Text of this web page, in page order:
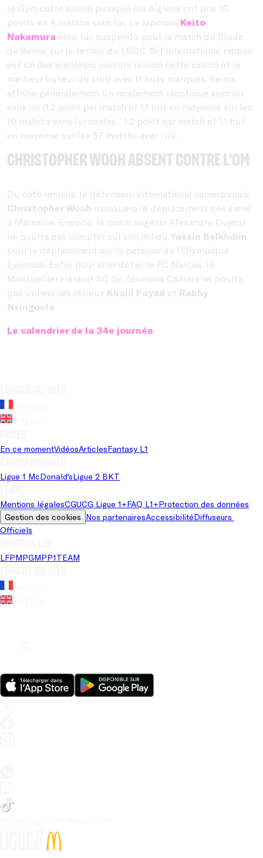
le Gym cette saison puisque les Aiglons ont pris 10
points en 4 matchs sans lui. Le Japonais Keito
Nakamura sera, lui, suspendu pour le match du Stade
de Reims sur le terrain du LOSC. Si l'international nippon
est un des meilleurs joueurs rémois cette saison et le
meilleur buteur du club avec 11 buts marqués, Reims
affiche généralement un rendement identique avec ou
sans lui (1,2 point par match et 1,1 but en moyenne sur les
10 matchs sans lui contre... 1,2 point par match et 1,1 but
en moyenne sur les 57 matchs avec lui).
Christopher Wooh absent contre l'OM
Du côté rennais, le défenseur international camerounais
Christopher Wooh manquera le déplacement des siens
à Marseille. Ensuite, le coach angevin Alexandre Dujeux
ne pourra pas compter sur son milieu Yassin Belkhdim
pour le déplacement sur la pelouse de l’Olympique
Lyonnais. Enfin, pour aller défier le FC Nantes, le
Montpellier Hérault SC de Zoumana Camara ne pourra
pas utiliser les milieux Khalil Fayad et Rabby
Nzingoula.
Le calendrier de la 34e journée
En ce momentVidéosArticlesFantasy L1
Ligue 1 McDonald'sLigue 2 BKT
Mentions légalesCGUCG Ligue 1+FAQ L1+Protection des données
Gestion des cookies Nos partenairesAccessibilitéDiffuseurs
Officiels
LFPMPGMPP1TEAM